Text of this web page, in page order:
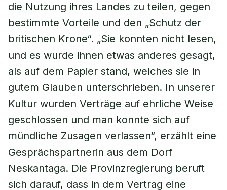
die Nutzung ihres Landes zu teilen, gegen
bestimmte Vorteile und den „Schutz der
britischen Krone“. „Sie konnten nicht lesen,
und es wurde ihnen etwas anderes gesagt,
als auf dem Papier stand, welches sie in
gutem Glauben unterschrieben. In unserer
Kultur wurden Verträge auf ehrliche Weise
geschlossen und man konnte sich auf
mündliche Zusagen verlassen“, erzählt eine
Gesprächspartnerin aus dem Dorf
Neskantaga. Die Provinzregierung beruft
sich darauf, dass in dem Vertrag eine